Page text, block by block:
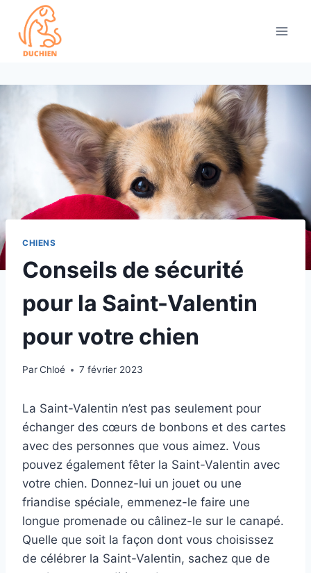
content
CHIENS
Conseils de sécurité
pour la Saint-Valentin
pour votre chien
ParChloé 7 février 2023
La Saint-Valentin n’est pas seulement pour
échanger des cœurs de bonbons et des cartes
avec des personnes que vous aimez. Vous
pouvez également fêter la Saint-Valentin avec
votre chien. Donnez-lui un jouet ou une
friandise spéciale, emmenez-le faire une
longue promenade ou câlinez-le sur le canapé.
Quelle que soit la façon dont vous choisissez
de célébrer la Saint-Valentin, sachez que de